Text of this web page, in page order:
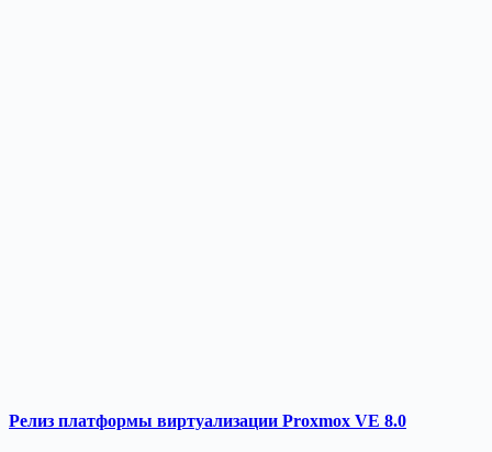
Релиз платформы виртуализации Proxmox VE 8.0